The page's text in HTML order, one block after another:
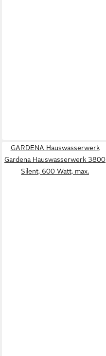
GARDENA Hauswasserwerk
Gardena Hauswasserwerk 3800
Silent, 600 Watt, max.